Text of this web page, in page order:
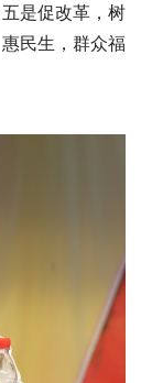
是促改革，树
民生，群众福